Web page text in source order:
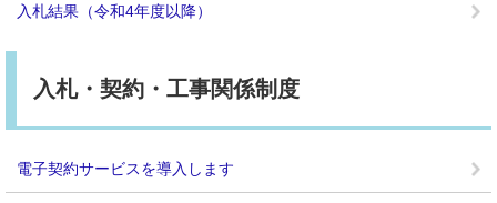
入札結果（令和4年度以降）
入札・契約・工事関係制度
電子契約サービスを導入します